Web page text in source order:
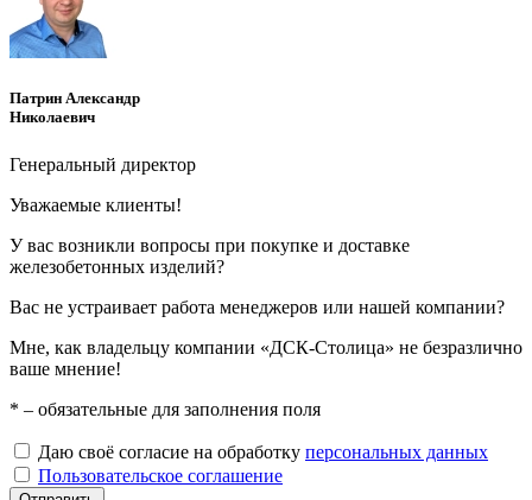
Патрин Александр
Николаевич
Генеральный директор
Уважаемые клиенты!
У вас возникли вопросы при покупке и доставке
железобетонных изделий?
Вас не устраивает работа менеджеров или нашей компании?
Мне, как владельцу компании «ДСК-Столица» не безразлично
ваше мнение!
* – обязательные для заполнения поля
Даю своё согласие на обработку персональных данных
Пользовательское соглашение